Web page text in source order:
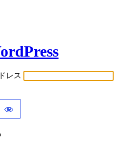
レス